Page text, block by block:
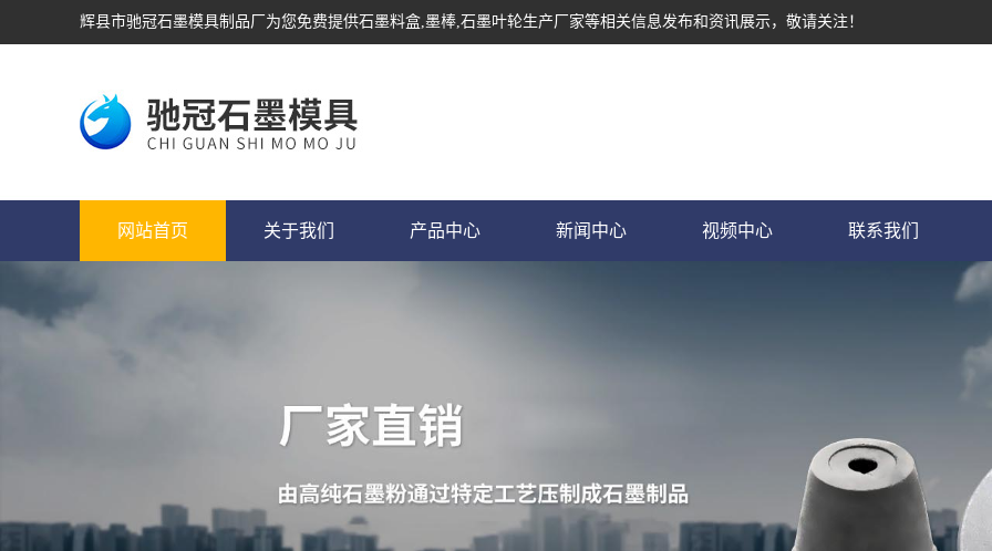
辉县市驰冠石墨模具制品厂为您免费提供石墨料盒,墨棒,石墨叶轮生产厂家等相关信息发布和资讯展示，敬请关注！
网站首页 关于我们 产品中心 新闻中心 视频中心 联系我们